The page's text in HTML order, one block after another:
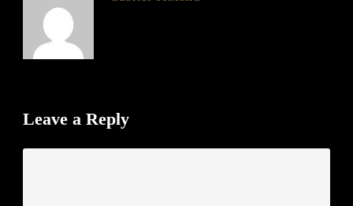
Leave a Reply